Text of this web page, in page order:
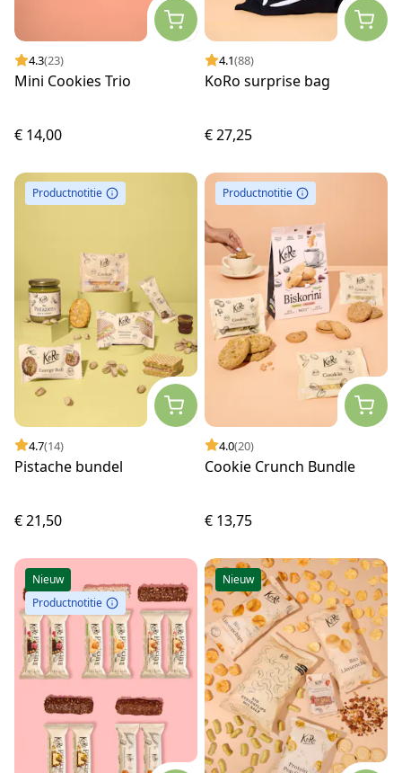
4.3(23)
Mini Cookies Trio
€ 14,00
4.1(88)
KoRo surprise bag
€ 27,25
Productnotitie
4.7(14)
Pistache bundel
€ 21,50
Productnotitie
4.0(20)
Cookie Crunch Bundle
€ 13,75
Nieuw
Productnotitie
Nieuw